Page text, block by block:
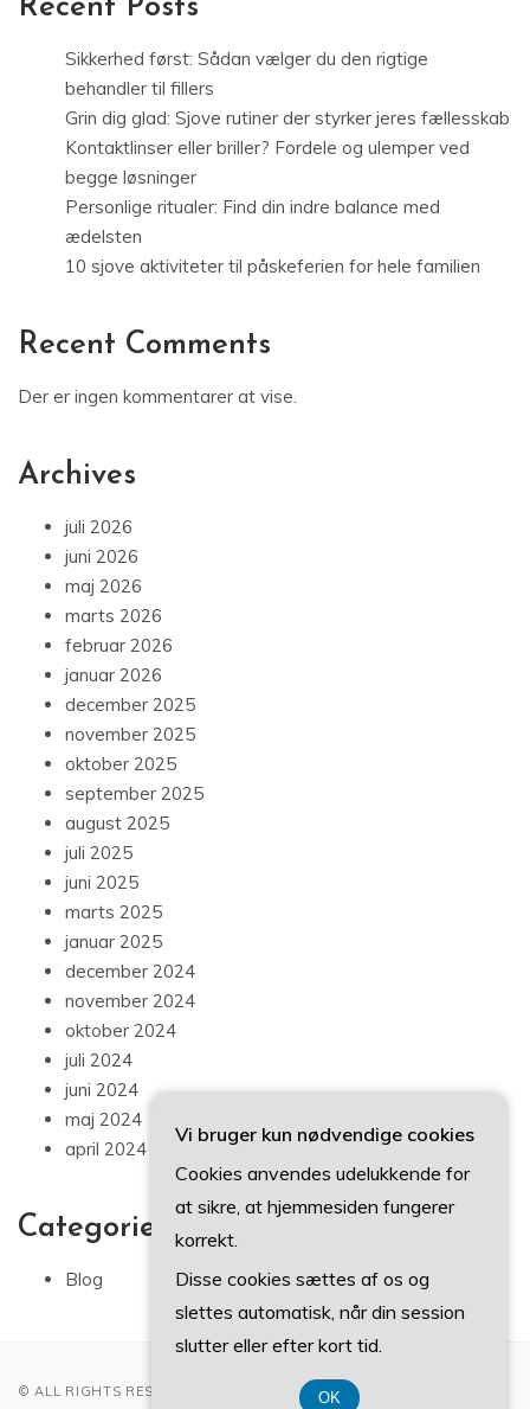
Recent Posts
Sikkerhed først: Sådan vælger du den rigtige
behandler til fillers
Grin dig glad: Sjove rutiner der styrker jeres fællesskab
Kontaktlinser eller briller? Fordele og ulemper ved
begge løsninger
Personlige ritualer: Find din indre balance med
ædelsten
10 sjove aktiviteter til påskeferien for hele familien
Recent Comments
Der er ingen kommentarer at vise.
Archives
juli 2026
juni 2026
maj 2026
marts 2026
februar 2026
januar 2026
december 2025
november 2025
oktober 2025
september 2025
august 2025
juli 2025
juni 2025
marts 2025
januar 2025
december 2024
november 2024
oktober 2024
juli 2024
juni 2024
maj 2024
april 2024
Categories
Blog
© ALL RIGHTS RESERVED 2022
Vi bruger kun nødvendige cookies
Cookies anvendes udelukkende for
at sikre, at hjemmesiden fungerer
korrekt.
Disse cookies sættes af os og
slettes automatisk, når din session
slutter eller efter kort tid.
OK